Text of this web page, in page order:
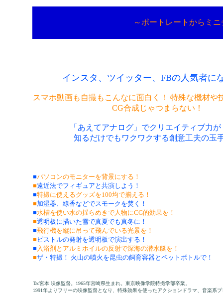
～ポートレートからミ
インスタ、ツイッター、FBの人気者に
スマホ動画も自撮もこんなに面白く！ 特殊な機材や
CG合成じゃつまらない！
「あえてアナログ」でクリエイティブ力
知るだけでもワクワクする創意工夫の玉
■パソコンのモニターを背景にする！
■遠近法でフィギュアと共演しよう！
■特撮に使えるグッズを100均で揃える！
■加湿器、線香などでスモークを焚く！
■水槽を使い水の揺らめきで人物にCG的効果を！
■透明板に描いた雪で真夏でも真冬に！
■飛行機を縦に吊って飛んでいる光景を！
■ ピストルの発射を透明板で演出する！
■ 入浴剤とアルミホイルの反射で深海の潜水艇を！
■ザ・特撮！ 火山の噴火を昆虫の飼育容器とペットボトルで！
Tac宮本 映像監督。1965年宮崎県生まれ。東京映像学院特撮学部卒業。
1991年よりフリーの映像監督となり、特殊効果を使ったアクションドラマ、音楽系